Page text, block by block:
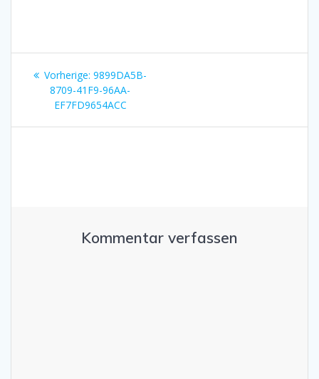
Beitragsnavigation
Vorherige: Vorheriger
Beitrag:
9899DA5B-
8709-41F9-96AA-
EF7FD9654ACC
Kommentar verfassen